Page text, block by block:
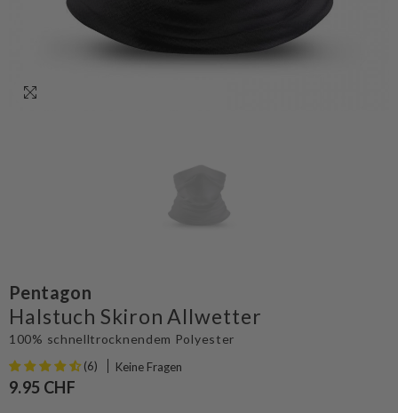
Pentagon
Halstuch Skiron Allwetter
100% schnelltrocknendem Polyester
(6) Keine Fragen
9.95 CHF